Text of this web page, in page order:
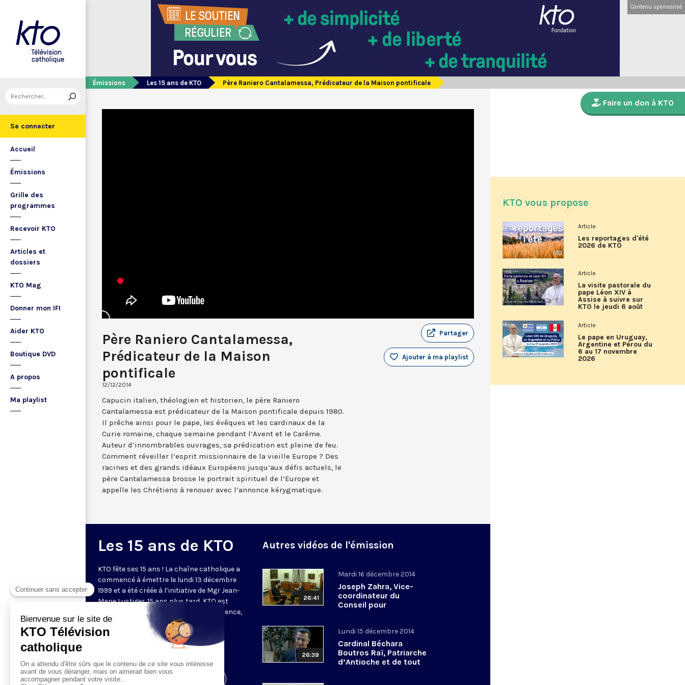
Se connecter
Accueil
Émissions
Grille des
programmes
Recevoir KTO
Articles et
dossiers
KTO Mag
Donner mon IFI
Aider KTO
Boutique DVD
A propos
Ma playlist
Contenu sponsorisé
Émissions Les 15 ans de KTO Père Raniero Cantalamessa, Prédicateur de la Maison pontificale
Père Raniero Cantalamessa,
Prédicateur de la Maison
pontificale
12/12/2014
Partager
Ajouter à ma playlist
Capucin italien, théologien et historien, le père Raniero
Cantalamessa est prédicateur de la Maison pontificale depuis 1980.
Il prêche ainsi pour le pape, les évêques et les cardinaux de la
Curie romaine, chaque semaine pendant l’Avent et le Carême.
Auteur d’innombrables ouvrages, sa prédication est pleine de feu.
Comment réveiller l’esprit missionnaire de la vieille Europe ? Des
racines et des grands idéaux Européens jusqu’aux défis actuels, le
père Cantalamessa brosse le portrait spirituel de l’Europe et
appelle les Chrétiens à renouer avec l’annonce kérygmatique.
Les 15 ans de KTO
KTO fête ses 15 ans ! La chaîne catholique a
commencé à émettre le lundi 13 décembre
1999 et a été créée à l’initiative de Mgr Jean-
Marie Lustiger. 15 ans plus tard, KTO est
devenu un média francophone de référence,
diffusée dans plusieurs dizaines de
pays dans le monde. Pour fêter cet
anniversaire, la chaîne a déployé une
Visiter la page de l'émission
Autres vidéos de l'émission
26:41
Mardi 16 décembre 2014
Joseph Zahra, Vice-
coordinateur du
Conseil pour
26:39
Lundi 15 décembre 2014
Cardinal Béchara
Boutros Raï, Patriarche
d’Antioche et de tout
Faire un don à KTO
KTO vous propose
Article
Les reportages d'été
2026 de KTO
Article
La visite pastorale du
pape Léon XIV à
Assise à suivre sur
KTO le jeudi 6 août
Article
Le pape en Uruguay,
Argentine et Pérou du
6 au 17 novembre
2026